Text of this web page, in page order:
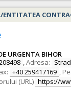
ENTITATEA
URGENTA BIHOR
,Adresa:
+40 259417169 ,
(URL) https://